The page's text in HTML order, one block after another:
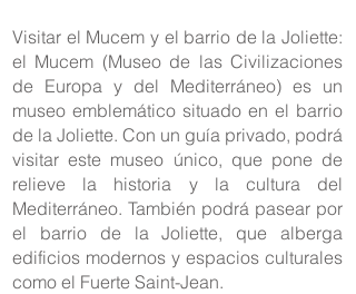
Visitar el Mucem y el barrio de la Joliette:
el Mucem (Museo de las Civilizaciones
de Europa y del Mediterráneo) es un
museo emblemático situado en el barrio
de la Joliette. Con un guía privado, podrá
visitar este museo único, que pone de
relieve la historia y la cultura del
Mediterráneo. También podrá pasear por
el barrio de la Joliette, que alberga
edificios modernos y espacios culturales
como el Fuerte Saint-Jean.